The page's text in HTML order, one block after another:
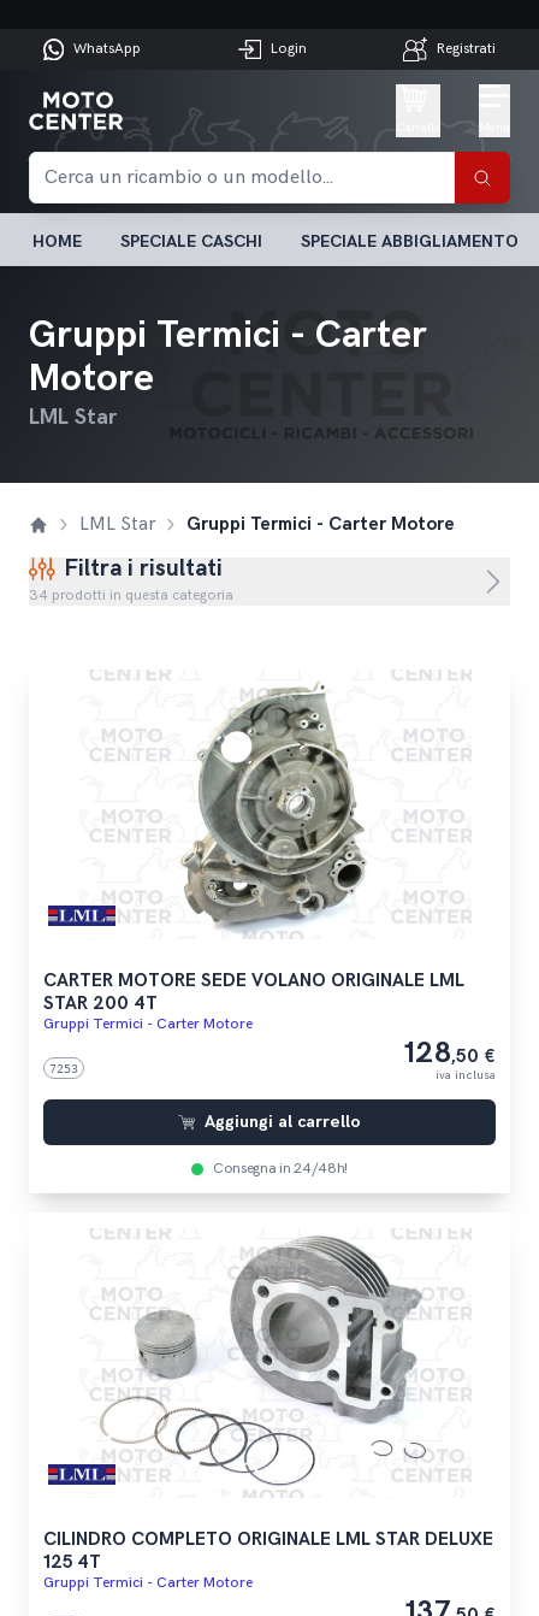
WhatsApp Login Registrati
HOME SPECIALE CASCHI SPECIALE ABBIGLIAMENTO
Gruppi Termici - Carter
Motore
LML Star
LML Star Gruppi Termici - Carter Motore
Filtra i risultati
34 prodotti in questa categoria
CARTER MOTORE SEDE VOLANO ORIGINALE LML
STAR 200 4T
Gruppi Termici - Carter Motore
7253 128,50 €
iva inclusa
Aggiungi al carrello
Consegna in 24/48h!
CILINDRO COMPLETO ORIGINALE LML STAR DELUXE
125 4T
Gruppi Termici - Carter Motore